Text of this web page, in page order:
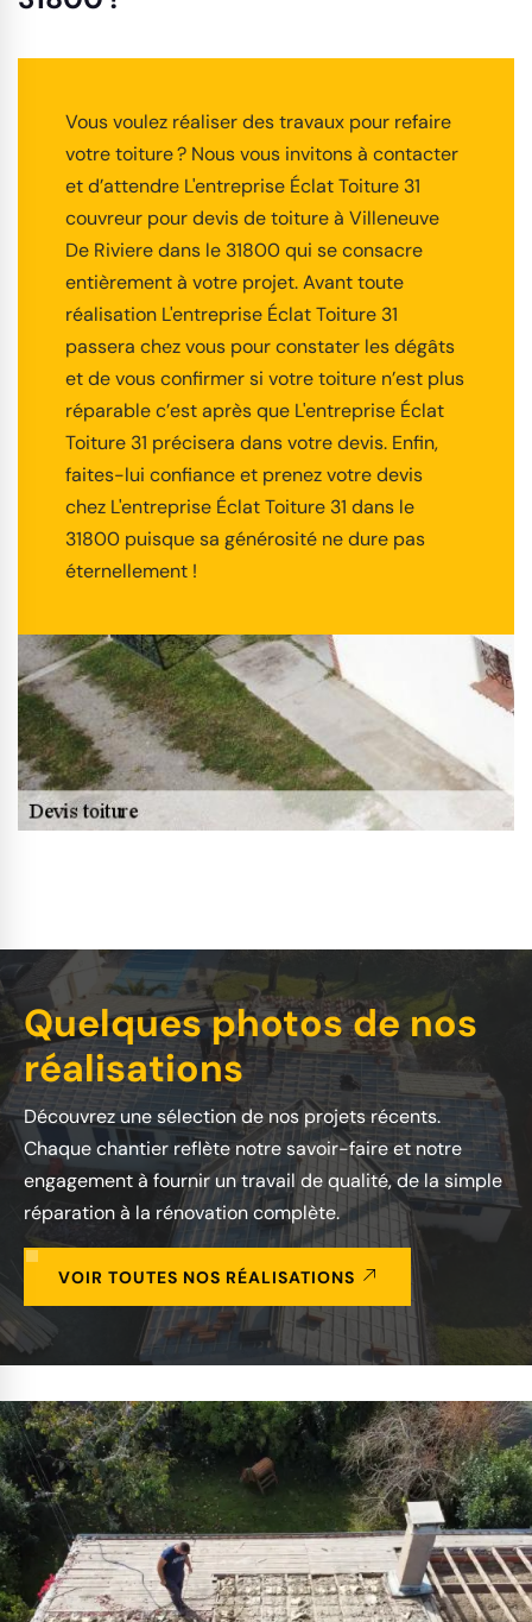
Vous voulez réaliser des travaux pour refaire
votre toiture ? Nous vous invitons à contacter
et d’attendre L'entreprise Éclat Toiture 31
couvreur pour devis de toiture à Villeneuve
De Riviere dans le 31800 qui se consacre
entièrement à votre projet. Avant toute
réalisation L'entreprise Éclat Toiture 31
passera chez vous pour constater les dégâts
et de vous confirmer si votre toiture n’est plus
réparable c’est après que L'entreprise Éclat
Toiture 31 précisera dans votre devis. Enfin,
faites-lui confiance et prenez votre devis
chez L'entreprise Éclat Toiture 31 dans le
31800 puisque sa générosité ne dure pas
éternellement !
Quelques photos de nos
réalisations
Découvrez une sélection de nos projets récents.
Chaque chantier reflète notre savoir-faire et notre
engagement à fournir un travail de qualité, de la simple
réparation à la rénovation complète.
VOIR TOUTES NOS RÉALISATIONS